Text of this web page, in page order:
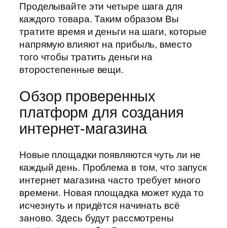
Проделывайте эти четыре шага для
каждого товара. Таким образом Вы
тратите время и деньги на шаги, которые
напрямую влияют на прибыль, вместо
того чтобы тратить деньги на
второстепенные вещи.
Обзор проверенных
платформ для создания
интернет-магазина
Новые площадки появляются чуть ли не
каждый день. Проблема в том, что запуск
интернет магазина часто требует много
времени. Новая площадка может куда то
исчезнуть и придётся начинать всё
заново. Здесь будут рассмотрены